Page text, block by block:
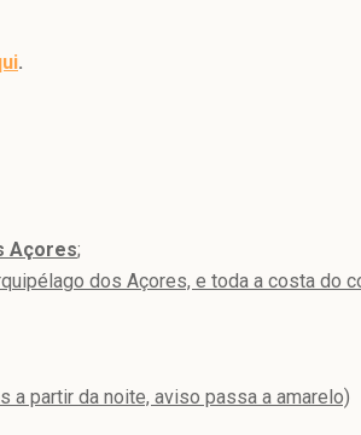
.
Açores;
dos Açores, e toda a costa do
a partir da noite, aviso passa a amarelo)